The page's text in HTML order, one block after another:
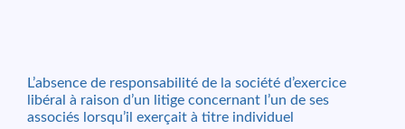
L’absence de responsabilité de la société d’exercice
libéral à raison d’un litige concernant l’un de ses
associés lorsqu’il exerçait à titre individuel